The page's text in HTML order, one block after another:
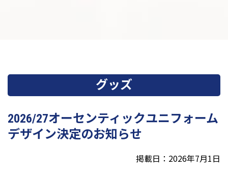
グッズ
2026/27オーセンティックユニフォーム
デザイン決定のお知らせ
掲載日：2026年7月1日